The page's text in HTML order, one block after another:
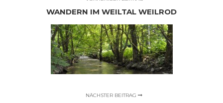
WANDERN IM WEILTAL WEILROD
NÄCHSTER BEITRAG